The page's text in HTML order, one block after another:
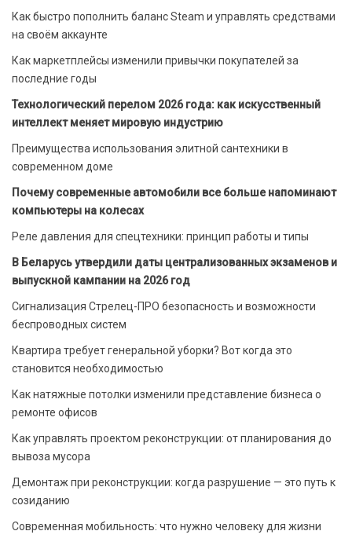
Как быстро пополнить баланс Steam и управлять средствами
на своём аккаунте
Как маркетплейсы изменили привычки покупателей за
последние годы
Технологический перелом 2026 года: как искусственный
интеллект меняет мировую индустрию
Преимущества использования элитной сантехники в
современном доме
Почему современные автомобили все больше напоминают
компьютеры на колесах
Реле давления для спецтехники: принцип работы и типы
В Беларусь утвердили даты централизованных экзаменов и
выпускной кампании на 2026 год
Сигнализация Стрелец-ПРО безопасность и возможности
беспроводных систем
Квартира требует генеральной уборки? Вот когда это
становится необходимостью
Как натяжные потолки изменили представление бизнеса о
ремонте офисов
Как управлять проектом реконструкции: от планирования до
вывоза мусора
Демонтаж при реконструкции: когда разрушение — это путь к
созиданию
Современная мобильность: что нужно человеку для жизни